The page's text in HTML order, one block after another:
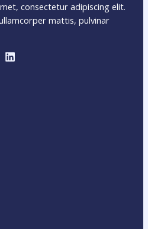
consectetur adipiscing elit.
mattis, pulvinar